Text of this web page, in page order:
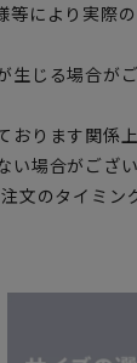
により実際
じる場合が
ります関係
い場合がござ
文のタイミン